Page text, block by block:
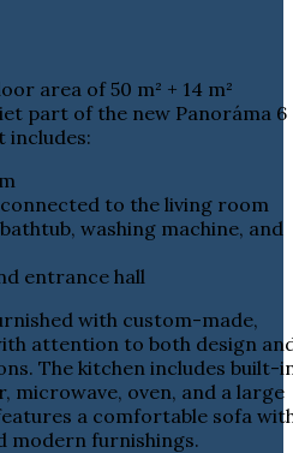
area of 50 m² + 14 m²
part of the new Panoráma 6
includes:
to the living room
washing machine, and
entrance hall
with custom-made,
attention to both design
The kitchen includes built-
microwave, oven, and a large
a comfortable sofa
modern furnishings.